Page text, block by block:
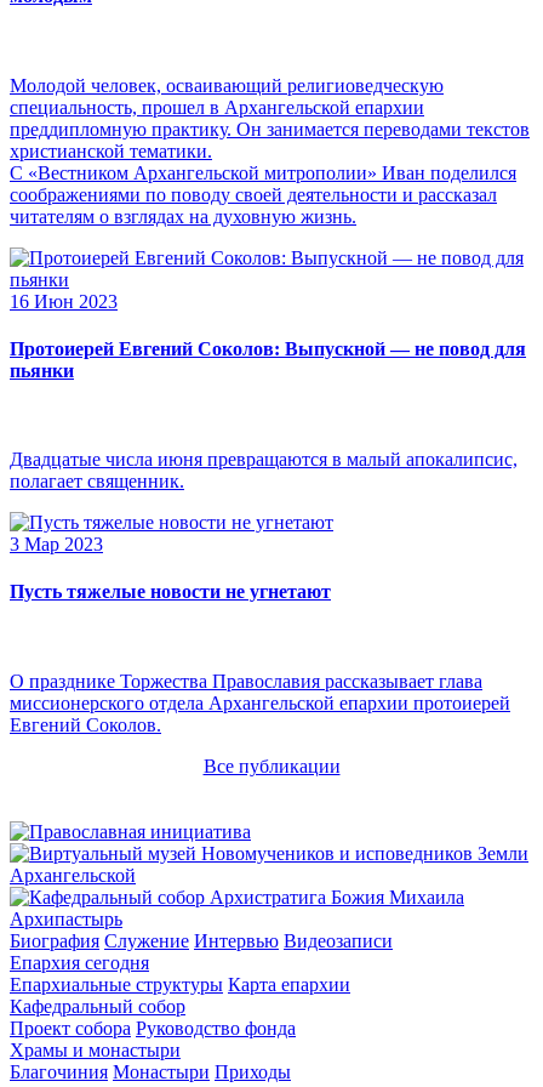
Молодой человек, осваивающий религиоведческую
специальность, прошел в Архангельской епархии
преддипломную практику. Он занимается переводами текстов
христианской тематики.
С «Вестником Архангельской митрополии» Иван поделился
соображениями по поводу своей деятельности и рассказал
читателям о взглядах на духовную жизнь.
16 Июн 2023
Протоиерей Евгений Соколов: Выпускной — не повод для
пьянки
Двадцатые числа июня превращаются в малый апокалипсис,
полагает священник.
3 Мар 2023
Пусть тяжелые новости не угнетают
О празднике Торжества Православия рассказывает глава
миссионерского отдела Архангельской епархии протоиерей
Евгений Соколов.
Все публикации
Архипастырь
Биография Служение Интервью Видеозаписи
Епархия сегодня
Епархиальные структуры Карта епархии
Кафедральный собор
Проект собора Руководство фонда
Храмы и монастыри
Благочиния Монастыри Приходы